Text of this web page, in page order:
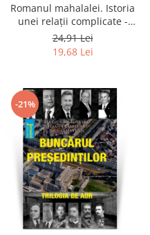
Romanul mahalalei. Istoria
unei relaţii complicate -
Aritina Micu
24,91 Lei
19,68 Lei
-21%